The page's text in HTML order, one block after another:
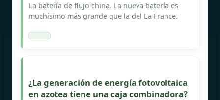
La batería de flujo china. La nueva batería es
muchísimo más grande que la del La France.
¿La generación de energía fotovoltaica
en azotea tiene una caja combinadora?